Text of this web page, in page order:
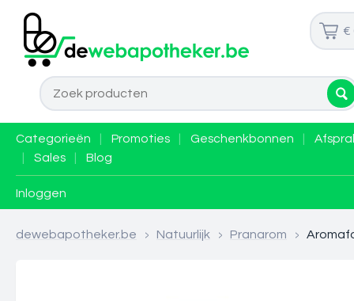
€
Categorieën Promoties Geschenkbonnen
Sales Blog
Inloggen
dewebapotheker.be > Natuurlijk > Pranarom >